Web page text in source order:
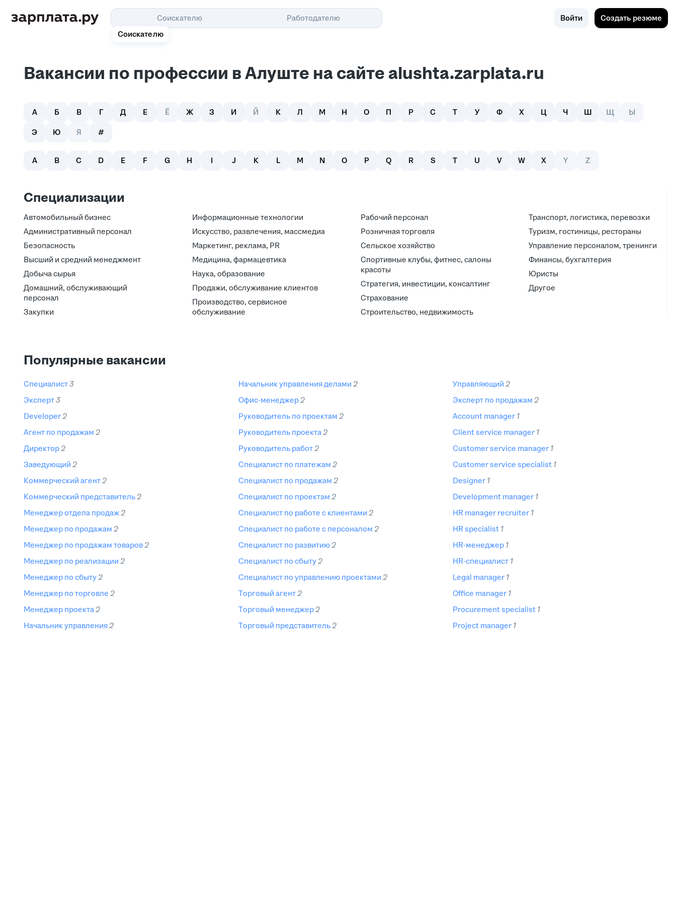
Соискателю
Соискателю
Работодателю Войти Создать резюме
Вакансии по профессии в Алуште на сайте alushta.zarplata.ru
А Б В Г Д Е Ё Ж З И Й К Л М Н О П Р С Т У Ф Х Ц Ч Ш Щ Ы
Э Ю Я #
A B C D E F G H I J K L M N O P Q R S T U V W X Y Z
Специализации
Автомобильный бизнес
Административный персонал
Безопасность
Высший и средний менеджмент
Добыча сырья
Домашний, обслуживающий
персонал
Закупки
Информационные технологии
Искусство, развлечения, массмедиа
Маркетинг, реклама, PR
Медицина, фармацевтика
Наука, образование
Продажи, обслуживание клиентов
Производство, сервисное
обслуживание
Рабочий персонал
Розничная торговля
Сельское хозяйство
Спортивные клубы, фитнес, салоны
красоты
Стратегия, инвестиции, консалтинг
Страхование
Строительство, недвижимость
Транспорт, логистика, перевозки
Туризм, гостиницы, рестораны
Управление персоналом, тренинги
Финансы, бухгалтерия
Юристы
Другое
Популярные вакансии
специалист3
эксперт3
developer 2
агент по продажам 2
директор 2
заведующий 2
коммерческий агент 2
коммерческий представитель 2
менеджер отдела продаж 2
менеджер по продажам 2
менеджер по продажам товаров 2
менеджер по реализации 2
менеджер по сбыту 2
менеджер по торговле 2
менеджер проекта 2
начальник управления 2
начальник управления делами 2
офис-менеджер 2
руководитель по проектам 2
руководитель проекта 2
руководитель работ 2
специалист по платежам 2
специалист по продажам 2
специалист по проектам 2
специалист по работе с клиентами 2
специалист по работе с персоналом 2
специалист по развитию 2
специалист по сбыту 2
специалист по управлению проектами 2
торговый агент 2
торговый менеджер 2
торговый представитель 2
управляющий 2
эксперт по продажам 2
account manager 1
client service manager 1
customer service manager 1
customer service specialist 1
designer 1
development manager 1
HR manager recruiter 1
HR specialist 1
HR-менеджер 1
HR-специалист 1
legal manager 1
office manager 1
procurement specialist 1
project manager 1